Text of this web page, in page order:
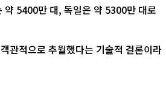
5400만 대, 독일은 약 5300만 대로
관적으로 추월했다는 기술적 결론이라